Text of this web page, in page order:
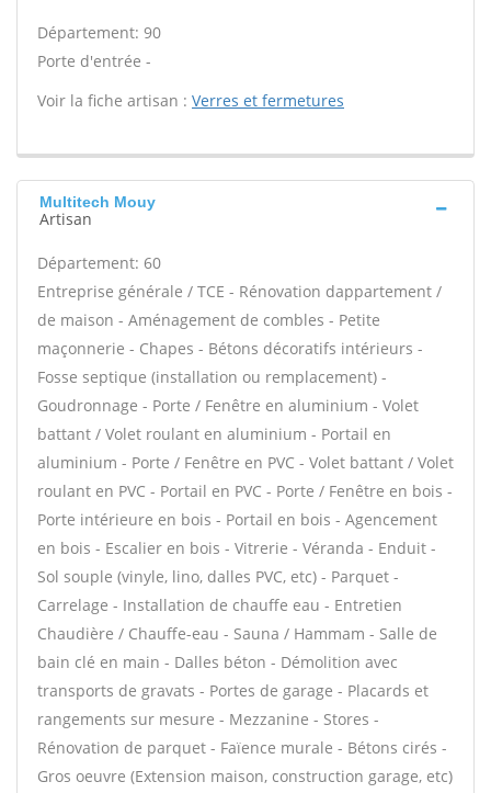
Département: 90
Porte d'entrée -
Voir la fiche artisan : Verres et fermetures
Multitech Mouy
Artisan
Département: 60
Entreprise générale / TCE - Rénovation dappartement /
de maison - Aménagement de combles - Petite
maçonnerie - Chapes - Bétons décoratifs intérieurs -
Fosse septique (installation ou remplacement) -
Goudronnage - Porte / Fenêtre en aluminium - Volet
battant / Volet roulant en aluminium - Portail en
aluminium - Porte / Fenêtre en PVC - Volet battant / Volet
roulant en PVC - Portail en PVC - Porte / Fenêtre en bois -
Porte intérieure en bois - Portail en bois - Agencement
en bois - Escalier en bois - Vitrerie - Véranda - Enduit -
Sol souple (vinyle, lino, dalles PVC, etc) - Parquet -
Carrelage - Installation de chauffe eau - Entretien
Chaudière / Chauffe-eau - Sauna / Hammam - Salle de
bain clé en main - Dalles béton - Démolition avec
transports de gravats - Portes de garage - Placards et
rangements sur mesure - Mezzanine - Stores -
Rénovation de parquet - Faïence murale - Bétons cirés -
Gros oeuvre (Extension maison, construction garage, etc)